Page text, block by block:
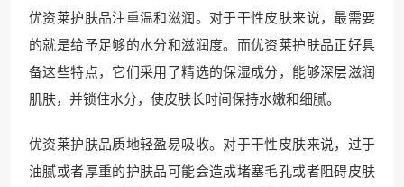
优资莱护肤品注重温和滋润。对于干性皮肤来说，最需要
的就是给予足够的水分和滋润度。而优资莱护肤品正好具
备这些特点，它们采用了精选的保湿成分，能够深层滋润
肌肤，并锁住水分，使皮肤长时间保持水嫩和细腻。
优资莱护肤品质地轻盈易吸收。对于干性皮肤来说，过于
油腻或者厚重的护肤品可能会造成堵塞毛孔或者阻碍皮肤